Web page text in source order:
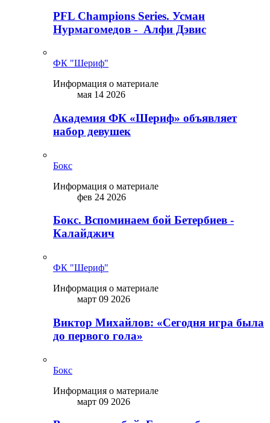
PFL Champions Series. Усман
Нурмагомедов - Алфи Дэвис
ФК "Шериф"
Информация о материале
мая 14 2026
Академия ФК «Шериф» объявляет
набор девушек
Бокс
Информация о материале
фев 24 2026
Бокс. Вспоминаем бой Бетербиев -
Калайджич
ФК "Шериф"
Информация о материале
март 09 2026
Виктор Михайлов: «Сегодня игра была
до первого гола»
Бокс
Информация о материале
март 09 2026